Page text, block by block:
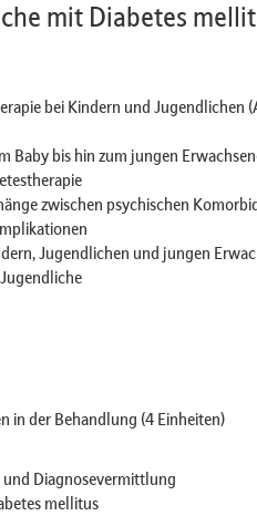
mit Diabetes
bei Kindern und Jugendlichen
Baby bis hin zum jungen
zwischen psychischen
Jugendlichen und jungen
in der Behandlung (4 Einheiten)
und Diagnosevermittlung
mellitus